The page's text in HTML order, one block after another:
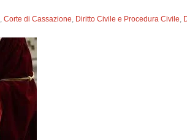
,Corte di Cassazione, Diritto Civile e Procedura Civile,